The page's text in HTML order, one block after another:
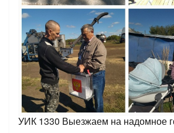
УИК 1330 Выезжаем на надомное